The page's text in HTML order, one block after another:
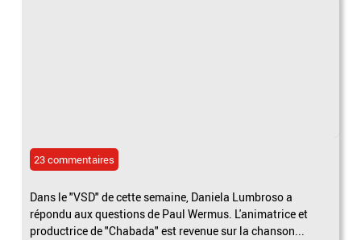
23 commentaires
Dans le "VSD" de cette semaine, Daniela Lumbroso a
répondu aux questions de Paul Wermus. L'animatrice et
productrice de "Chabada" est revenue sur la chanson...